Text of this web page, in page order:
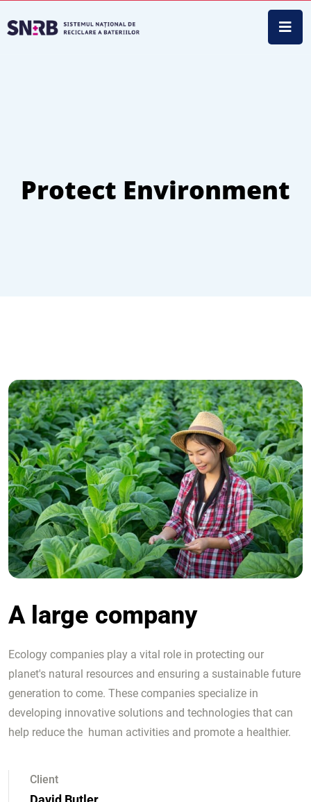
Protect Environment
A large company
Ecology companies play a vital role in protecting our
planet's natural resources and ensuring a sustainable future
generation to come. These companies specialize in
developing innovative solutions and technologies that can
help reduce the human activities and promote a healthier.
Client